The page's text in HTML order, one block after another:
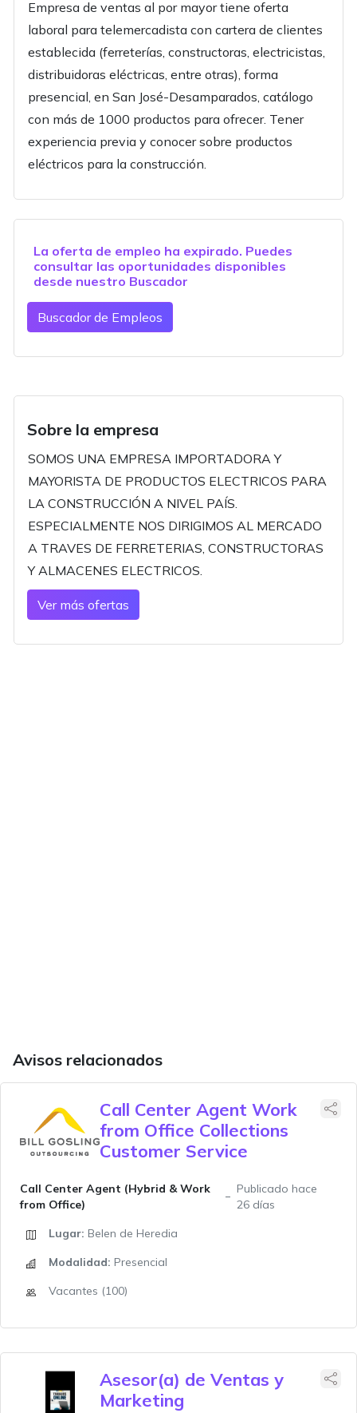
Empresa de ventas al por mayor tiene oferta
laboral para telemercadista con cartera de clientes
establecida (ferreterías, constructoras, electricistas,
distribuidoras eléctricas, entre otras), forma
presencial, en San José-Desamparados, catálogo
con más de 1000 productos para ofrecer. Tener
experiencia previa y conocer sobre productos
eléctricos para la construcción.
La oferta de empleo ha expirado. Puedes
consultar las oportunidades disponibles
desde nuestro Buscador
Buscador de Empleos
Sobre la empresa
SOMOS UNA EMPRESA IMPORTADORA Y
MAYORISTA DE PRODUCTOS ELECTRICOS PARA
LA CONSTRUCCIÓN A NIVEL PAÍS.
ESPECIALMENTE NOS DIRIGIMOS AL MERCADO
A TRAVES DE FERRETERIAS, CONSTRUCTORAS
Y ALMACENES ELECTRICOS.
Ver más ofertas
Avisos relacionados
Call Center Agent Work
from Office Collections
Customer Service
Call Center Agent (Hybrid & Work
from Office)
Publicado hace
26 días
Lugar: Belen de Heredia
Modalidad: Presencial
Vacantes (100)
Asesor(a) de Ventas y
Marketing